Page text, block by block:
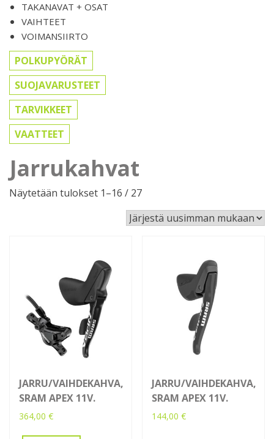
TAKANAVAT + OSAT
VAIHTEET
VOIMANSIIRTO
POLKUPYÖRÄT
SUOJAVARUSTEET
TARVIKKEET
VAATTEET
Jarrukahvat
Näytetään tulokset 1–16 / 27Sorted
by
latest
JARRU/VAIHDEKAHVA,
SRAM APEX 11V.
364,00 €
JARRU/VAIHDEKAHVA,
SRAM APEX 11V.
144,00€